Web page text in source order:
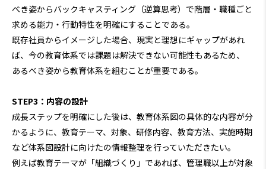
べき姿からバックキャスティング（逆算思考）で階層・職種ごと
求める能力・行動特性を明確にすることである。
既存社員からイメージした場合、現実と理想にギャップがあれ
ば、今の教育体系では課題は解決できない可能性もあるため、
あるべき姿から教育体系を組むことが重要である。
STEP3：内容の設計
成長ステップを明確にした後は、教育体系図の具体的な内容が分
かるように、教育テーマ、対象、研修内容、教育方法、実施時期
など体系図設計に向けたの情報整理を行っていただきたい。
例えば教育テーマが「組織づくり」であれば、管理職以上が対象